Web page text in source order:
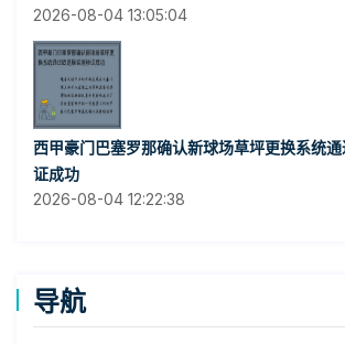
2026-08-04 13:05:04
西甲豪门巴塞罗那确认新球场草坪更换系统
证成功
2026-08-04 12:22:38
导航